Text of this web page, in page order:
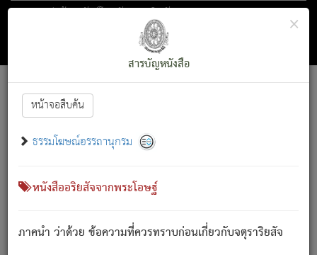
ตอน 1 ว่าด้วย สัตว์โลกกับจตุราริยสัจ
สารบัญ×
สารบัญหนังสือ
หน้าจอสืบค้น
ธรรมโฆษณ์อรรถานุกรม
หนังสืออริยสัจจากพระโอษฐ์
ภาคนำ ว่าด้วย ข้อความที่ควรทราบก่อนเกี่ยวกับจตุราริยสัจ
Font :15 ]||
สัตว์โลกนี้ เกิดความเดือดร้อนแล้ว มีผัสสะบังหน้า
เขาสำคัญสิ่งใด โดยความเป็นประการใด แต่สิ่งนั้นย่อมเป็น
(ตามที่เป็นจริง) โดยประการอื่นจากที่เขาสำคัญนั้น
สัตว์โลกติดข้องอยู่ในภพ ถูกภพบังหน้าแล้ว มีภพโดยความ
เป็นอย่างอื่น (จากที่มันเป็นอยู่จริง) จึงได้เพลิดเพลินยิ่งนักในภพ